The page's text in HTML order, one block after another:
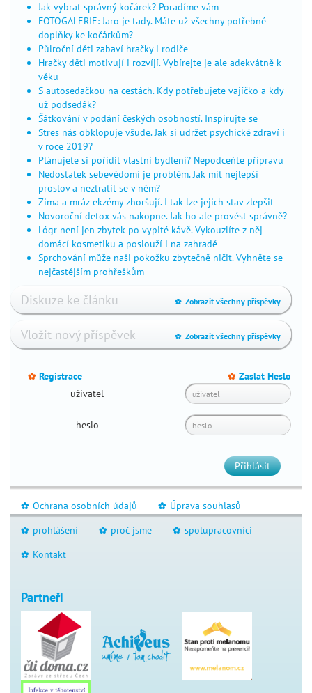
rady
první
pomoc
pomoc
mateřství
Jak vybrat správný kočárek? Poradíme vám
FOTOGALERIE: Jaro je tady. Máte už všechny potřebné
doplňky ke kočárkům?
Půlroční děti zabaví hračky i rodiče
Hračky děti motivují i rozvíjí. Vybírejte je ale adekvátně k
věku
S autosedačkou na cestách. Kdy potřebujete vajíčko a kdy
už podsedák?
Šátkování v podání českých osobností. Inspirujte se
Stres nás obklopuje všude. Jak si udržet psychické zdraví i
v roce 2019?
Plánujete si pořídit vlastní bydlení? Nepodceňte přípravu
Nedostatek sebevědomí je problém. Jak mít nejlepší
proslov a neztratit se v něm?
Zima a mráz ekzémy zhoršují. I tak lze jejich stav zlepšit
Novoroční detox vás nakopne. Jak ho ale provést správně?
Lógr není jen zbytek po vypité kávě. Vykouzlíte z něj
domácí kosmetiku a poslouží i na zahradě
Sprchování může naši pokožku zbytečně ničit. Vyhněte se
nejčastějším prohřeškům
Diskuze ke článku _ Zobrazit všechny příspěvky
Vložit nový příspěvek _ Zobrazit všechny příspěvky
_ Registrace _ Zaslat Heslo
uživatel
heslo
Přihlásit
_ Ochrana osobních údajů _ Úprava souhlasů
_ prohlášení _ proč jsme _ spolupracovníci
_ Kontakt
Partneři